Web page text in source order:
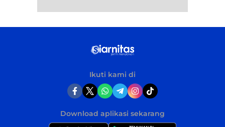
Ikuti kami di
Download aplikasi sekarang